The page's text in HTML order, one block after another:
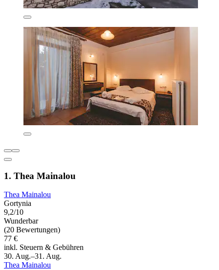
1. Thea Mainalou
Thea Mainalou
Gortynia
9,2/10
Wunderbar
(20 Bewertungen)
77 €
inkl. Steuern & Gebühren
30. Aug.–31. Aug.
Thea Mainalou